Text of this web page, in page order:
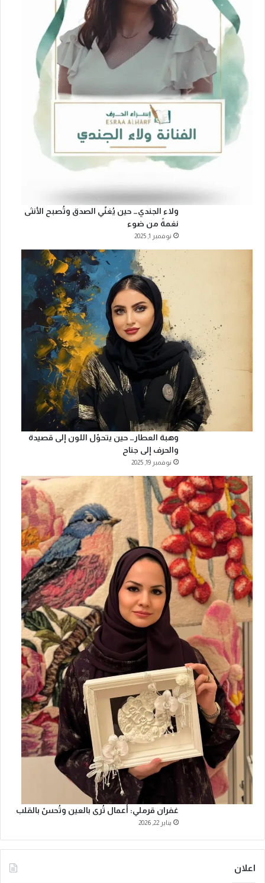
ولاء الجندي… حين يُغنّي الصدق وتُصبح الأنثى
نغمةً من ضوء
نوفمبر 1, 2025
وهبة العطار… حين يتحوّل اللون إلى قصيدة
والحرف إلى جناح
نوفمبر 19, 2025
غفران قرملي: أعمال تُرى بالعين وتُحسّ بالقلب
يناير 22, 2026
اعلان